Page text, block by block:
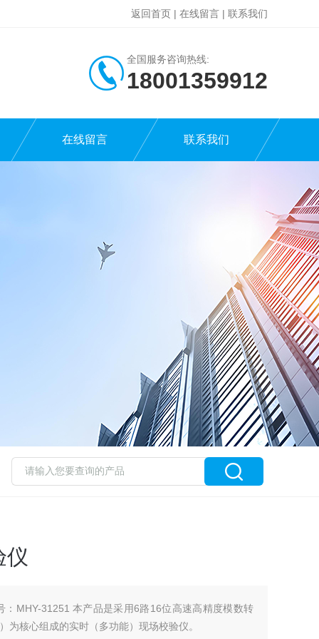
返回首页 | 在线留言 | 联系我们
全国服务咨询热线:
18001359912
在线留言 联系我们
仪
：MHY-31251 本产品是采用6路16位高速高精度模数转
为核心组成的实时（多功能）现场校验仪。